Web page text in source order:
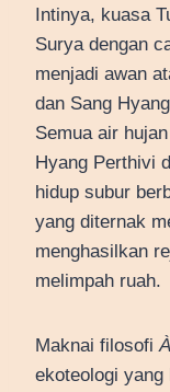
Intinya, kuasa
Surya dengan
menjadi awan
dan Sang
Semua air
Hyang Perthivi
hidup subur
yang diternak
menghasilkan
melimpah ruah.
Maknai filosofi
ekoteologi yang